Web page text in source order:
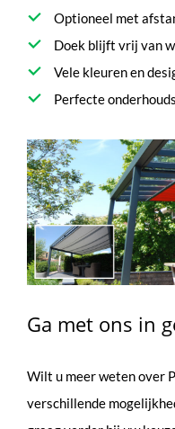
Optioneel met
Doek blijft vrij van
Vele kleuren en
Perfecte
Ga met ons in
Wilt u meer weten over
verschillende